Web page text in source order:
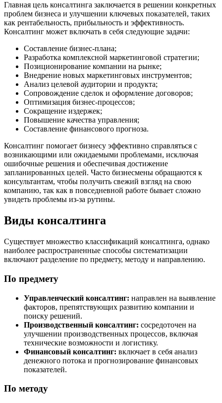
Главная цель консалтинга заключается в решении конкретных
проблем бизнеса и улучшении ключевых показателей, таких
как рентабельность, прибыльность и эффективность.
Консалтинг может включать в себя следующие задачи:
Составление бизнес-плана;
Разработка комплексной маркетинговой стратегии;
Позиционирование компании на рынке;
Внедрение новых маркетинговых инструментов;
Анализ целевой аудитории и продукта;
Сопровождение сделок и оформление договоров;
Оптимизация бизнес-процессов;
Сокращение издержек;
Повышение качества управления;
Составление финансового прогноза.
Консалтинг помогает бизнесу эффективно справляться с
возникающими или ожидаемыми проблемами, исключая
ошибочные решения и обеспечивая достижение
запланированных целей. Часто бизнесмены обращаются к
консультантам, чтобы получить свежий взгляд на свою
компанию, так как в повседневной работе бывает сложно
увидеть проблемы из-за рутины.
Виды консалтинга
Существует множество классификаций консалтинга, однако
наиболее распространенные способы систематизации
включают разделение по предмету, методу и направлению.
По предмету
Управленческий консалтинг: направлен на выявление
факторов, препятствующих развитию компании и
поиску решений.
Производственный консалтинг: сосредоточен на
улучшении производственных процессов, включая
технические возможности и логистику.
Финансовый консалтинг: включает в себя анализ
денежного потока и прогнозирование финансовых
показателей.
По методу